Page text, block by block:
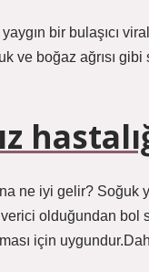
yaygın bir bulaşıcı
ve boğaz ağrısı
ne iyi gelir? Soğuk
olduğundan bol
için